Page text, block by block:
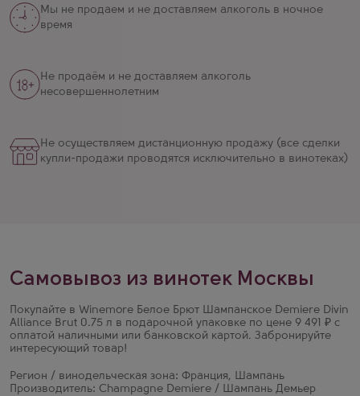
Мы не продаем и не доставляем алкоголь в ночное
время
Не продаём и не доставляем алкоголь
несовершеннолетним
Не осуществляем дистанционную продажу (все сделки
купли-продажи проводятся исключительно в винотеках)
Самовывоз из винотек Москвы
Покупайте в Winemore Белое Брют Шампанское Demiere Divin
Alliance Brut 0.75 л в подарочной упаковке по цене 9 491 ₽ с
оплатой наличными или банковской картой. Забронируйте
интересующий товар!
Регион / винодельческая зона: Франция, Шампань
Производитель: Champagne Demiere / Шампань Демьер